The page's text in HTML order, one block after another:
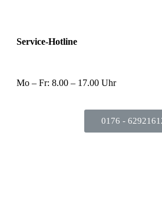
Service-Hotline
Mo – Fr: 8.00 – 17.00 Uhr
0176 -